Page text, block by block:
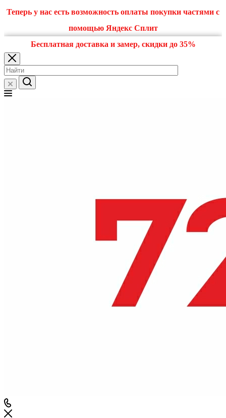
Теперь у нас есть возможность оплаты покупки частями с
помощью Яндекс Сплит
Бесплатная доставка и замер, скидки до 35%